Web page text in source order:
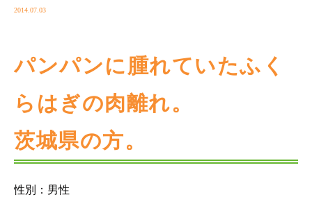
2014.07.03
パンパンに腫れていたふく
らはぎの肉離れ。
茨城県の方。
性別：男性